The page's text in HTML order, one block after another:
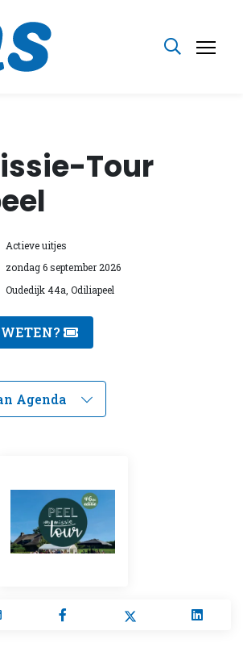
Tour
Actieve uitjes
zondag 6 september 2026
Oudedijk 44a, Odiliapeel